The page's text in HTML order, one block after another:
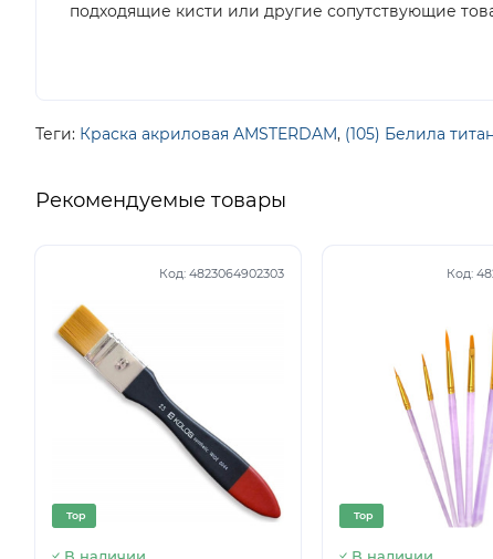
подходящие кисти или другие сопутствующие
Теги: Краска акриловая AMSTERDAM, (105) Белила
Рекомендуемые товары
Код: 4823064902303
Top
Код:
Top